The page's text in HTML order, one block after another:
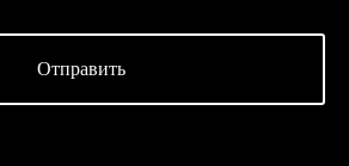
Отправить